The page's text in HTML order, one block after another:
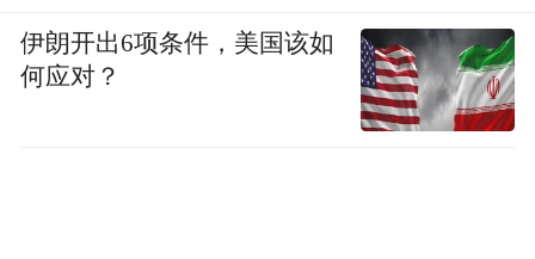
伊朗开出6项条件，美国该如
何应对？